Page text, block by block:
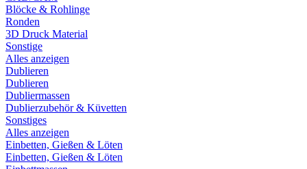
Blöcke & Rohlinge
Ronden
3D Druck Material
Sonstige
Alles anzeigen
Dublieren
Dublieren
Dubliermassen
Dublierzubehör & Küvetten
Sonstiges
Alles anzeigen
Einbetten, Gießen & Löten
Einbetten, Gießen & Löten